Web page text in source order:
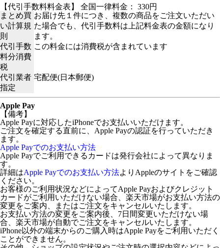
【代引手数料料金表】 全国一律料金： 330円
まとめ買
い計算規
則
お届け先１件につき、複数の商品をご注文いただい
た場合でも、代引手数料は上記料金表の金額になり
ます。
代引手数
料分消費
税
この料金には消費税が含まれています
代引業者
指定
宅配便(日本郵便)
Apple Pay
【備考】
Apple Payに対応したiPhoneでお支払いいただけます。
ご注文を確定する直前に、Apple Payの認証を行っていただき
ます。
Apple Payでのお支払い方法
Apple Payでご利用できるカードは発行会社によって異なりま
す。
詳細はApple Payでのお支払い方法よりAppleのサイトをご確認
ください。
お客様のご利用状況などによってApple Payおよびクレジット
カードがご利用いただけない場合、楽天市場がお支払い方法の
変更をご案内、またはご注文をキャンセルいたします。
お支払い方法の変更をご案内後、7日間変更いただけない場
合、楽天市場が自動でご注文をキャンセルいたします。
iPhone以外の端末からのご購入時はApple Payをご利用いただく
ことができません。